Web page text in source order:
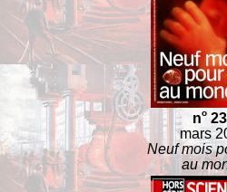
no
mars
Neuf mois
au